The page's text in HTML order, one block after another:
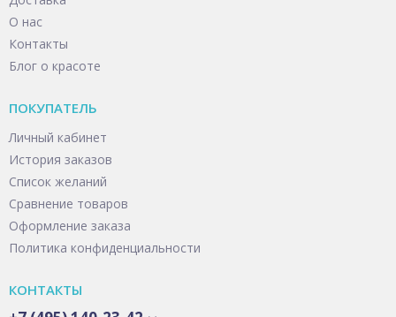
О нас
Контакты
Блог о красоте
ПОКУПАТЕЛЬ
Личный кабинет
История заказов
Список желаний
Сравнение товаров
Оформление заказа
Политика конфиденциальности
КОНТАКТЫ